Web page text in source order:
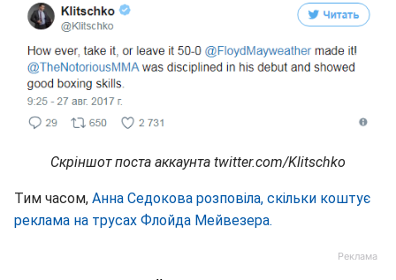
Скріншот поста аккаунта twitter.com/Klitschko
Тим часом, Анна Седокова розповіла, скільки коштує
реклама на трусах Флойда Мейвезера.